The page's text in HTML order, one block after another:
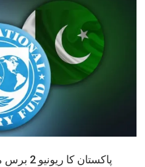
پاکستان کا ریونیو 2 برس میں دگنا ہو گیا: آئی ایم ایف